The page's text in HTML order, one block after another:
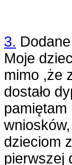
3.
Moje
mimo ,że
dostało
pamiętam
dzieciom
pierwszej